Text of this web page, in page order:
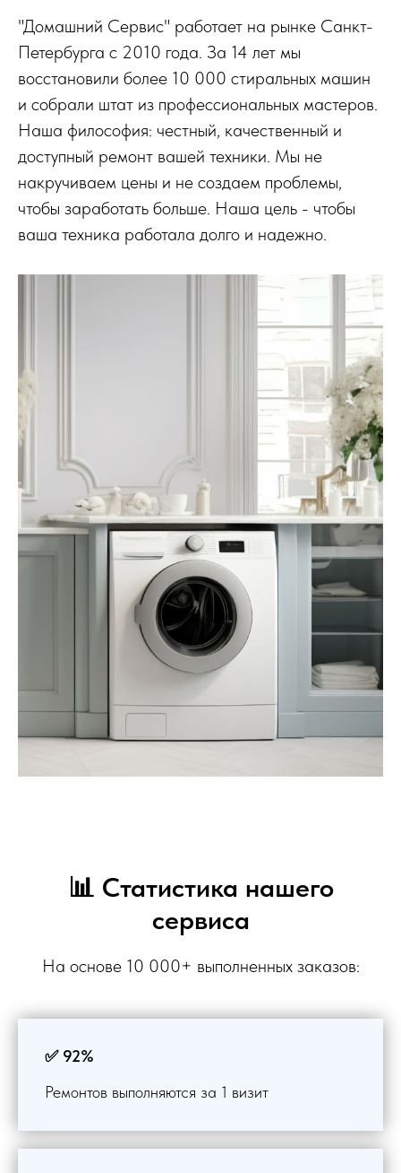
"Домашний Сервис" работает на рынке Санкт-
Петербурга с 2010 года. За 14 лет мы
восстановили более 10 000 стиральных машин
и собрали штат из профессиональных мастеров.
Наша философия: честный, качественный и
доступный ремонт вашей техники. Мы не
накручиваем цены и не создаем проблемы,
чтобы заработать больше. Наша цель - чтобы
ваша техника работала долго и надежно.
📊 Статистика нашего
сервиса
На основе 10 000+ выполненных заказов:
✅ 92%
Ремонтов выполняются за 1 визит